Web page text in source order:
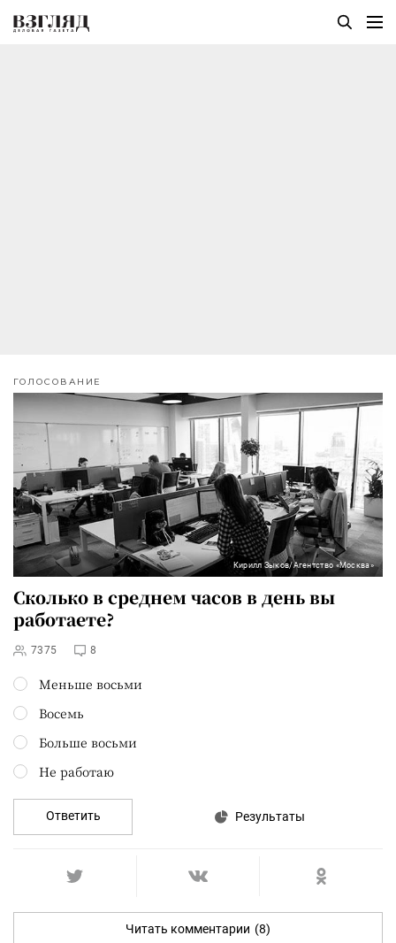
ГОЛОСОВАНИЕ
Кирилл Зыков/Агентство «Москва»
Сколько в среднем часов в день вы
работаете?
7375 8
Меньше восьми
Восемь
Больше восьми
Не работаю
Ответить Результаты
Читать комментарии (8)